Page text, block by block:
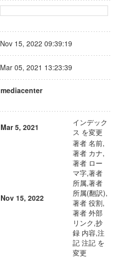
Nov 15, 2022 09:39:19
Mar 05, 2021 13:23:39
mediacenter
Mar 5, 2021
インデック
ス を変更
Nov 15, 2022
著者 名前,
著者 カナ,
著者 ロー
マ字,著者
所属,著者
所属(翻訳),
著者 役割,
著者 外部
リンク,抄
録 内容,注
記 注記 を
変更